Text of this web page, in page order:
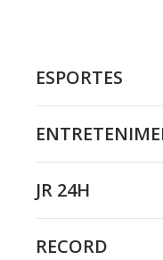
ESPORTES
JR 24H
RECORD